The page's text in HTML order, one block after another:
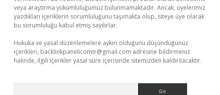
veya araştırma yükümlülüğümüz bulunmamaktadır. Ancak, üyelerimiz
yazdıkları içeriklerin sorumluluğunu taşımakta olup, siteye üye olarak
bu sorumluluğu kabul etmiş sayılırlar.
Hukuka ve yasal düzenlemelere aykırı olduğunu düşündüğünüz
içerikleri, backlinkpanelicomtr@gmail.com adresine bildirmeniz
halinde, ilgili içerikler yasal süre içerisinde sitemizden kaldırılacaktır.